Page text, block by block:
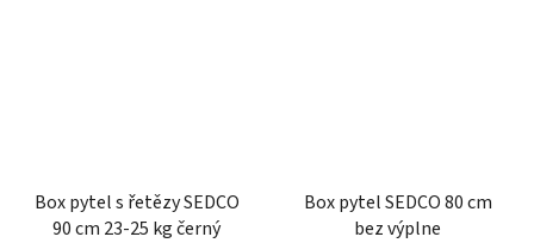
Box pytel s řetězy SEDCO
90 cm 23-25 kg černý
Box pytel SEDCO 80 cm
bez výplne